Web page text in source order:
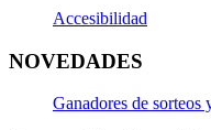
Accesibilidad
NOVEDADES
Ganadores de sorteos